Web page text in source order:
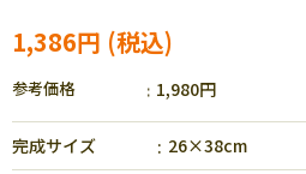
1,386円
参考価格 1,980円
完成サイズ 26×38cm